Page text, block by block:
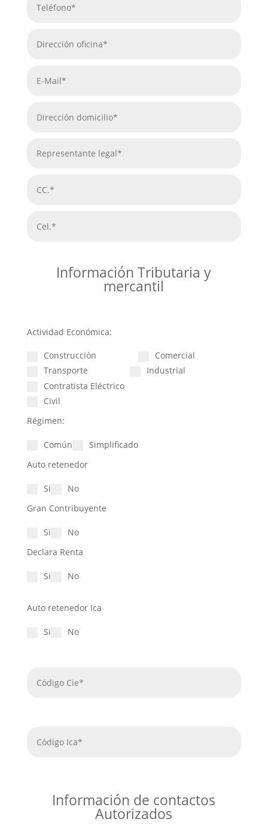
Información Tributaria y
mercantil
Actividad Económica:
Construcción
Comercial
Transporte
Industrial
Contratista Eléctrico
Civil
Régimen:
Común
Simplificado
Auto retenedor
Si
No
Gran Contribuyente
Si
No
Declara Renta
Si No
Auto retenedor Ica
Si No
Información de contactos
Autorizados